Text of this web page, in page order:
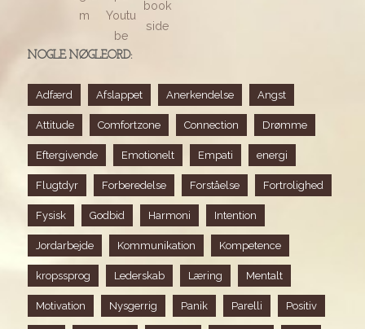
NOGLE NØGLEORD:
Adfærd Afslappet Anerkendelse Angst
Attitude Comfortzone Connection Drømme
Eftergivende Emotionelt Empati energi
Flugtdyr Forberedelse Forståelse Fortrolighed
Fysisk Godbid Harmoni Intention
Jordarbejde Kommunikation Kompetence
kropssprog Lederskab Læring Mentalt
Motivation Nysgerrig Panik Parelli Positiv